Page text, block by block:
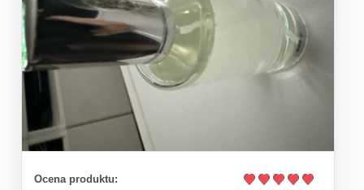
Ocena produktu: